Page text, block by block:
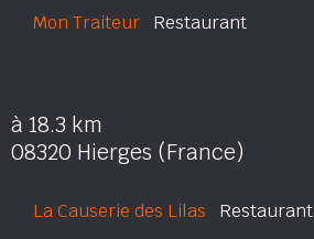
Mon Traiteur Restaurant
à 18.3 km
08320 Hierges (France)
La Causerie des Lilas Restaurant